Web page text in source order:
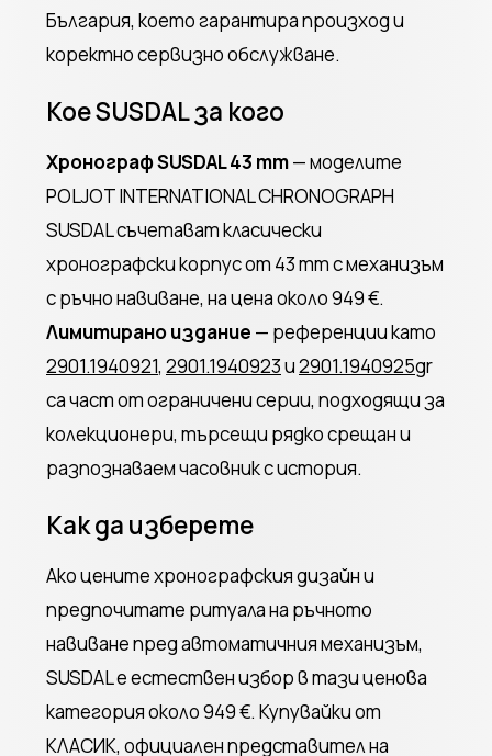
България, което гарантира произход и
коректно сервизно обслужване.
Кое SUSDAL за кого
Хронограф SUSDAL 43 mm— моделите
POLJOT INTERNATIONAL CHRONOGRAPH
SUSDAL съчетават класически
хронографски корпус от 43 mm с механизъм
с ръчно навиване, на цена около 949 €.
Лимитирано издание — референции като
2901.1940921, 2901.1940923и2901.1940925gr
са част от ограничени серии, подходящи за
колекционери, търсещи рядко срещан и
разпознаваем часовник с история.
Как да изберете
Ако цените хронографския дизайн и
предпочитате ритуала на ръчното
навиване пред автоматичния механизъм,
SUSDAL е естествен избор в тази ценова
категория около 949 €. Купувайки от
КЛАСИК, официален представител на